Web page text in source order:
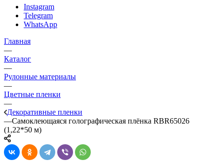
Instagram
Telegram
WhatsApp
Главная
—
Каталог
—
Рулонные материалы
—
Цветные пленки
—
Декоративные пленки
—Самоклеющаяся голографическая плёнка RBR65026
(1,22*50 м)